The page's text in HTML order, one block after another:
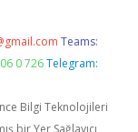
Teams:
0 726 Telegram:
Bilgi Teknolojileri
bir Yer Sağlayıcı